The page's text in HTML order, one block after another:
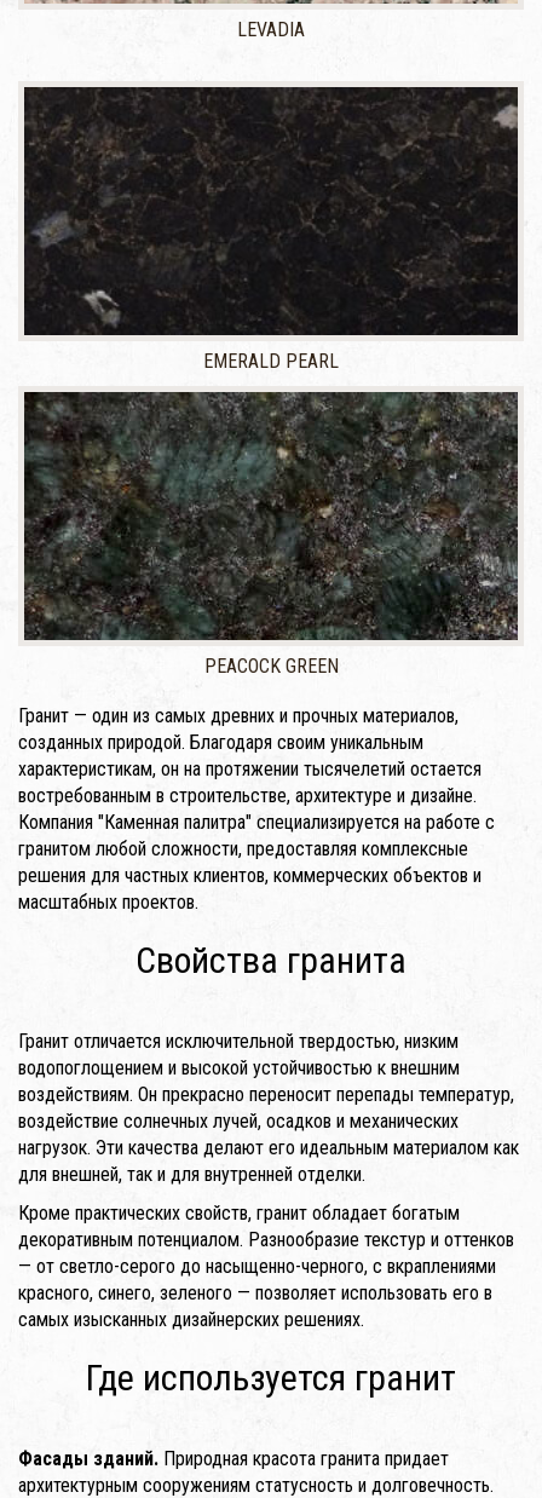
LEVADIA
EMERALD PEARL
PEACOCK GREEN
Гранит — один из самых древних и прочных материалов,
созданных природой. Благодаря своим уникальным
характеристикам, он на протяжении тысячелетий остается
востребованным в строительстве, архитектуре и дизайне.
Компания "Каменная палитра" специализируется на работе с
гранитом любой сложности, предоставляя комплексные
решения для частных клиентов, коммерческих объектов и
масштабных проектов.
Свойства гранита
Гранит отличается исключительной твердостью, низким
водопоглощением и высокой устойчивостью к внешним
воздействиям. Он прекрасно переносит перепады температур,
воздействие солнечных лучей, осадков и механических
нагрузок. Эти качества делают его идеальным материалом как
для внешней, так и для внутренней отделки.
Кроме практических свойств, гранит обладает богатым
декоративным потенциалом. Разнообразие текстур и оттенков
— от светло-серого до насыщенно-черного, с вкраплениями
красного, синего, зеленого — позволяет использовать его в
самых изысканных дизайнерских решениях.
Где используется гранит
Фасады зданий. Природная красота гранита придает
архитектурным сооружениям статусность и долговечность.